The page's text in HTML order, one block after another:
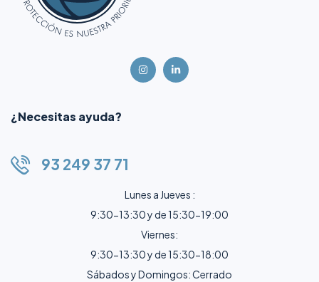
¿Necesitas ayuda?
93 249 37 71
Lunes a Jueves :
9:30-13:30 y de 15:30-19:00
Viernes:
9:30-13:30 y de 15:30-18:00
Sábados y Domingos: Cerrado